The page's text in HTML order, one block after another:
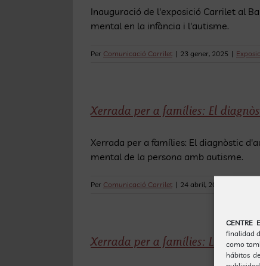
CENTRE
finalidad
como
hábitos
Inauguració de l'exposició Carrilet al
mental en la infància i l'autisme.
Per Comunicació Carrilet | 23 gener, 2025 |
Xerrada per a famílies: El
Xerrada per a famílies: El diagnòstic
mental de la persona amb autisme.
Per Comunicació Carrilet | 24 abril, 2024
Xerrada per a famílies: